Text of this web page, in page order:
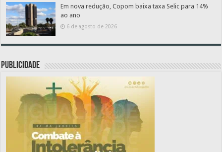
Em nova redução, Copom baixa taxa Selic para 14%
ao ano
6 de agosto de 2026
PUBLICIDADE